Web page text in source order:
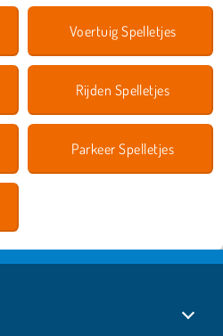
Voertuig Spelletjes
Rijden Spelletjes
Parkeer Spelletjes